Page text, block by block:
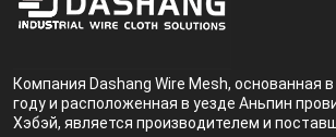
Компания Dashang Wire Mesh, основанная в
году и расположенная в уезде Аньпин
Хэбэй, является производителем и